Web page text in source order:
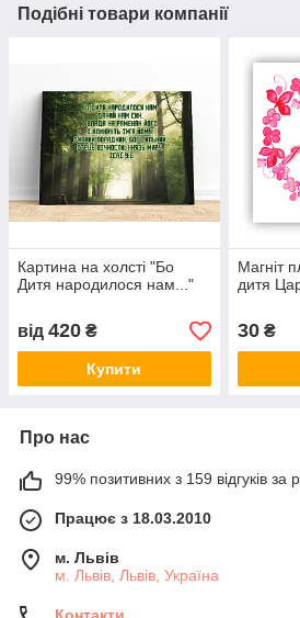
Подібні товари компанії
Картина на холсті "Бо
Дитя народилося нам..."
від 420 ₴
Купити
Магніт
дитя
30₴
Про нас
99% позитивних з 159 відгуків за
Працює з 18.03.2010
м. Львів
м. Львів, Львів, Україна